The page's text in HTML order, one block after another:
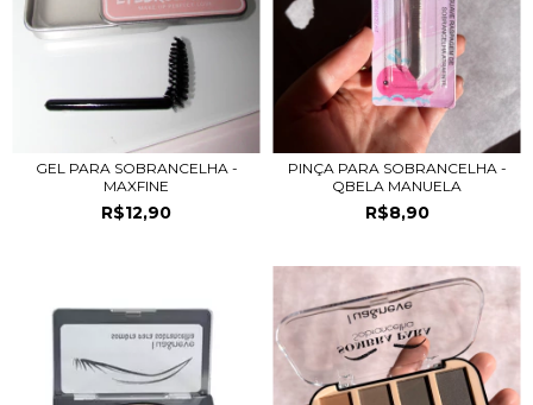
GEL PARA SOBRANCELHA -
MAXFINE
R$12,90
PINÇA PARA SOBRANCELHA -
QBELA MANUELA
R$8,90